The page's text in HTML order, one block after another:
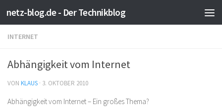
Zum Inhalt springen
netz-blog.de - Der Technikblog
INTERNET
Abhängigkeit vom Internet
VON KLAUS · 3. OKTOBER 2010
Abhängigkeit vom Internet – Ein großes Thema?